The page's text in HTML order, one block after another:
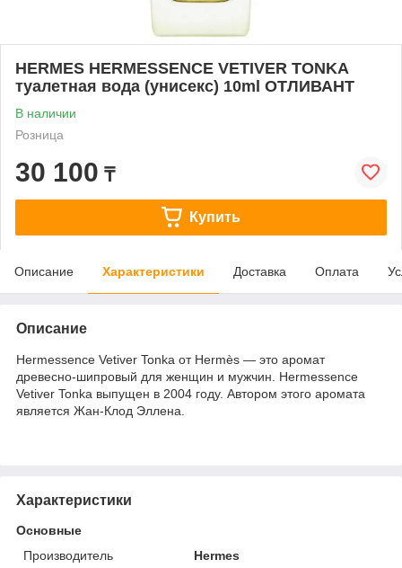
HERMES HERMESSENCE VETIVER TONKA
туалетная вода (унисекс) 10ml ОТЛИВАНТ
В наличии
Розница
30 100 ₸
Купить
Описание Характеристики Доставка Оплата
Описание
Hermessence Vetiver Tonka от Hermès — это аромат
древесно-шипровый для женщин и мужчин. Hermessence
Vetiver Tonka выпущен в 2004 году. Автором этого аромата
является Жан-Клод Эллена.
Характеристики
Основные
Производитель
Hermes